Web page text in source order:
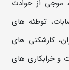
موجی از حوادث
توطئه های
کارشکنی های
و خرابکاری های